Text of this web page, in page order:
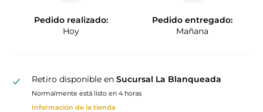
Pedido realizado:
Hoy
Pedido entregado:
Mañana
Retiro disponible en Sucursal La Blanqueada
Normalmente está listo en 4 horas
Información de la tienda